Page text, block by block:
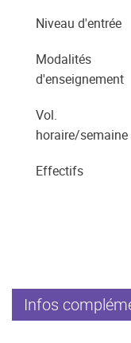
Niveau d'entrée
Modalités
d'enseignement
Vol.
horaire/semaine
Effectifs
Infos